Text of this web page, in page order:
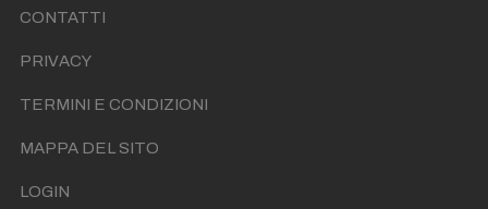
CONTATTI
PRIVACY
TERMINI E CONDIZIONI
MAPPA DEL SITO
LOGIN